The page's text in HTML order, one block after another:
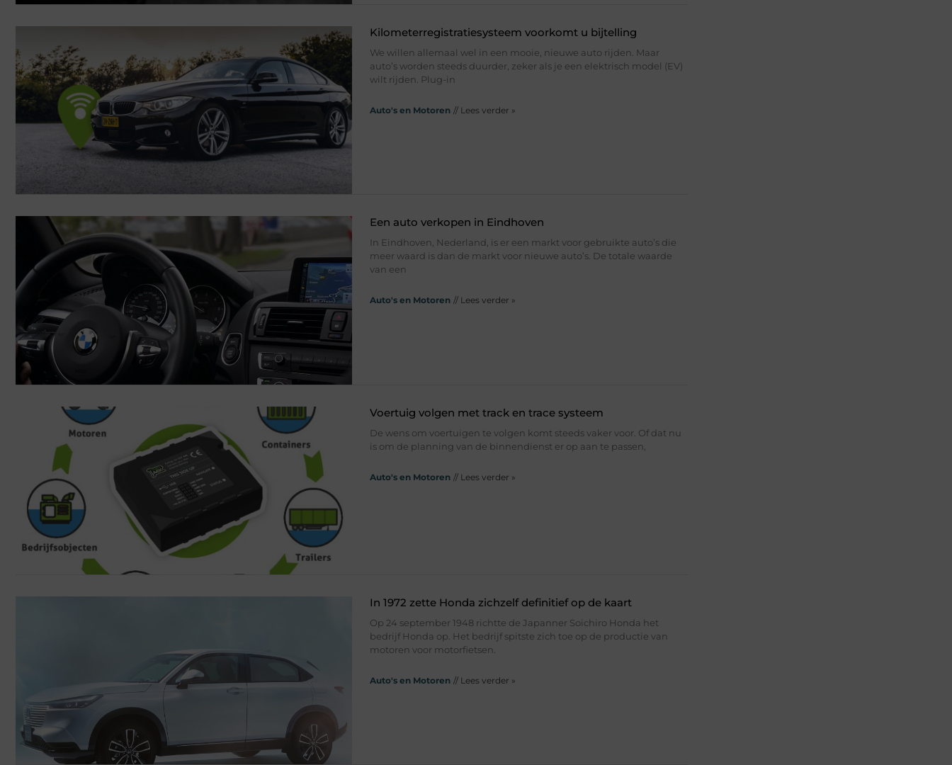
Kilometerregistratiesysteem voorkomt u bijtelling
We willen allemaal wel in een mooie, nieuwe auto rijden. Maar
auto’s worden steeds duurder, zeker als je een elektrisch model (EV)
wilt rijden. Plug-in
Auto's en Motoren // Lees verder »
Een auto verkopen in Eindhoven
In Eindhoven, Nederland, is er een markt voor gebruikte auto’s die
meer waard is dan de markt voor nieuwe auto’s. De totale waarde
van een
Auto's en Motoren // Lees verder »
Voertuig volgen met track en trace systeem
De wens om voertuigen te volgen komt steeds vaker voor. Of dat nu
is om de planning van de binnendienst er op aan te passen,
Auto's en Motoren // Lees verder »
In 1972 zette Honda zichzelf definitief op de kaart
Op 24 september 1948 richtte de Japanner Soichiro Honda het
bedrijf Honda op. Het bedrijf spitste zich toe op de productie van
motoren voor motorfietsen.
Auto's en Motoren // Lees verder »